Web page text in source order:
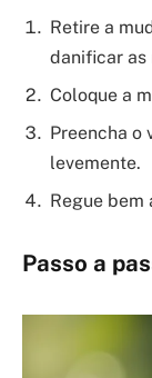
Retire a
danificar as
Coloque a
Preencha o
levemente.
Regue bem
Passo a